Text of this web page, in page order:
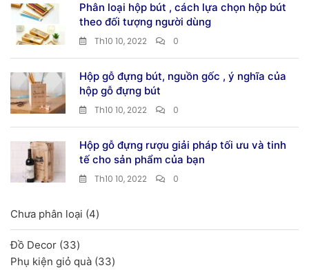
Phân loại hộp bút , cách lựa chọn hộp bút
theo đối tượng người dùng
Th10 10, 2022 0
Hộp gỗ đựng bút, nguồn gốc , ý nghĩa của
hộp gỗ đựng bút
Th10 10, 2022 0
Hộp gỗ đựng rượu giải pháp tối ưu và tinh
tế cho sản phẩm của bạn
Th10 10, 2022 0
Chưa phân loại 44
sản
Đồ Decor 3333
sản
Phụ kiện giỏ quà 3333